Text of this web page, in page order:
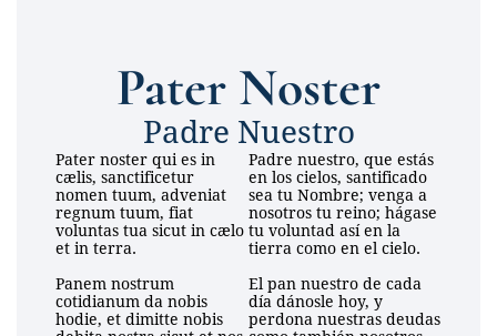
Pater Noster
Padre Nuestro
Pater noster qui es in
cælis, sanctificetur
nomen tuum, adveniat
regnum tuum, fiat
voluntas tua sicut in cælo
et in terra.
Panem nostrum
cotidianum da nobis
hodie, et dimitte nobis
Padre nuestro, que estás
en los cielos, santificado
sea tu Nombre; venga a
nosotros tu reino; hágase
tu voluntad así en la
tierra como en el cielo.
El pan nuestro de cada
día dánosle hoy, y
perdona nuestras deudas